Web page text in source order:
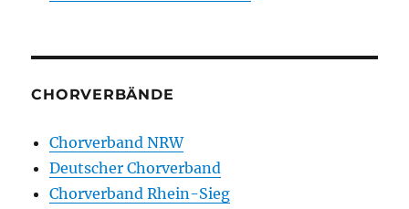
CHORVERBÄNDE
Chorverband NRW
Deutscher Chorverband
Chorverband Rhein-Sieg